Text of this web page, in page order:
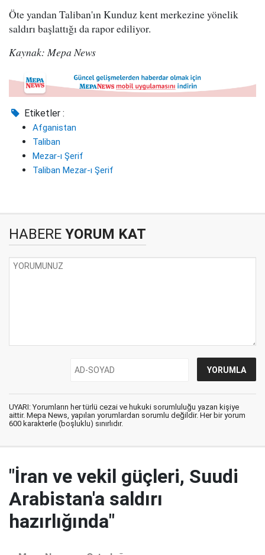
Öte yandan Taliban'ın Kunduz kent merkezine yönelik
saldırı başlattığı da rapor ediliyor.
Kaynak: Mepa News
Etiketler :
Afganistan
Taliban
Mezar-ı Şerif
Taliban Mezar-ı Şerif
HABERE YORUM KAT
UYARI: Yorumların her türlü cezai ve hukuki sorumluluğu yazan kişiye
aittir. Mepa News, yapılan yorumlardan sorumlu değildir. Her bir yorum
600 karakterle (boşluklu) sınırlıdır.
"İran ve vekil güçleri, Suudi
Arabistan'a saldırı
hazırlığında"